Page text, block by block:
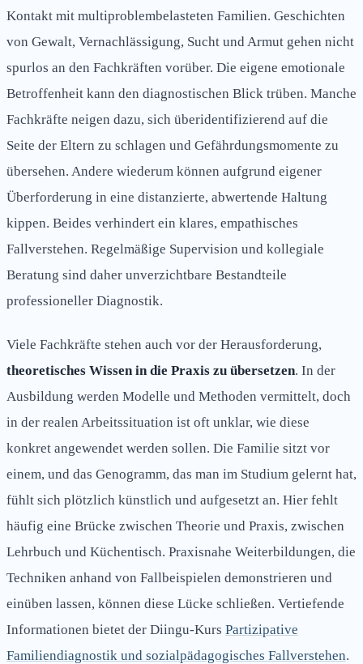
Kontakt mit multiproblembelasteten Familien. Geschichten
von Gewalt, Vernachlässigung, Sucht und Armut gehen nicht
spurlos an den Fachkräften vorüber. Die eigene emotionale
Betroffenheit kann den diagnostischen Blick trüben. Manche
Fachkräfte neigen dazu, sich überidentifizierend auf die
Seite der Eltern zu schlagen und Gefährdungsmomente zu
übersehen. Andere wiederum können aufgrund eigener
Überforderung in eine distanzierte, abwertende Haltung
kippen. Beides verhindert ein klares, empathisches
Fallverstehen. Regelmäßige Supervision und kollegiale
Beratung sind daher unverzichtbare Bestandteile
professioneller Diagnostik.
Viele Fachkräfte stehen auch vor der Herausforderung,
theoretisches Wissen in die Praxis zu übersetzen. In der
Ausbildung werden Modelle und Methoden vermittelt, doch
in der realen Arbeitssituation ist oft unklar, wie diese
konkret angewendet werden sollen. Die Familie sitzt vor
einem, und das Genogramm, das man im Studium gelernt hat,
fühlt sich plötzlich künstlich und aufgesetzt an. Hier fehlt
häufig eine Brücke zwischen Theorie und Praxis, zwischen
Lehrbuch und Küchentisch. Praxisnahe Weiterbildungen, die
Techniken anhand von Fallbeispielen demonstrieren und
einüben lassen, können diese Lücke schließen. Vertiefende
Informationen bietet der Diingu-Kurs Partizipative
Familiendiagnostik und sozialpädagogisches Fallverstehen.